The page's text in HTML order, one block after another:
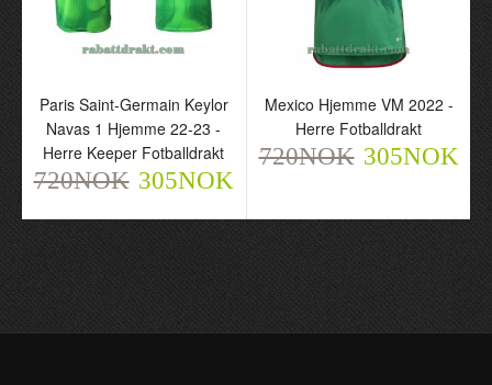
Paris Saint-Germain Keylor
Navas 1 Hjemme 22-23 -
Herre Keeper Fotballdrakt
720NOK 305NOK
Mexico Hjemme VM 2022 -
Herre Fotballdrakt
720NOK 305NOK